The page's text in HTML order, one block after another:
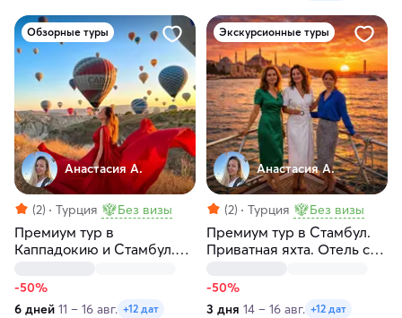
Обзорные туры
Анастасия А.
(2) Турция Без визы
Премиум тур в
Каппадокию и Стамбул.
Босфоре
-50%
6 дней 11 – 16 авг. +12 дат
Экскурсионные туры
Анастасия А.
(2) Турция Без визы
Премиум тур в Стамбул.
Приватная яхта. Отель с
толпы
-50%
3 дня 14 – 16 авг. +12 дат